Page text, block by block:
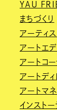
YAU
まちづくり
アーティス
アートエ
アートコ
アートデ
アートマ
インストー